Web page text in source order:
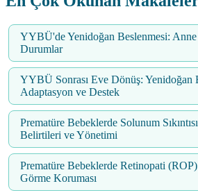
YYBÜ'de Yenidoğan Beslenmesi:
Durumlar
YYBÜ Sonrası Eve Dönüş: Yenidoğan
Adaptasyon ve Destek
Prematüre Bebeklerde Solunum
Belirtileri ve Yönetimi
Prematüre Bebeklerde Retinopati
Görme Koruması